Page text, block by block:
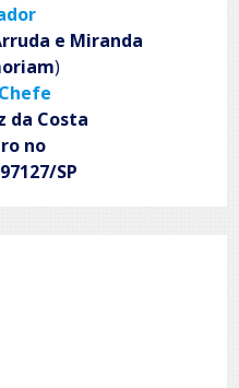
e Miranda
)
da Costa
no
SP